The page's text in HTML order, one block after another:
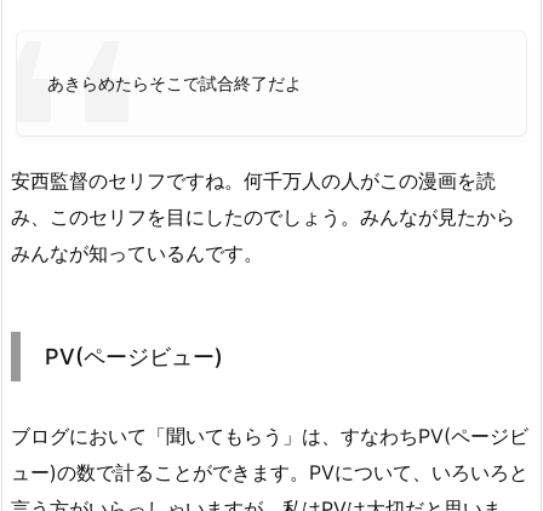
あきらめたらそこで試合終了だよ
安西監督のセリフですね。何千万人の人がこの漫画を読
み、このセリフを目にしたのでしょう。みんなが見たから
みんなが知っているんです。
PV(ページビュー)
ブログにおいて「聞いてもらう」は、すなわちPV(ページビ
ュー)の数で計ることができます。PVについて、いろいろと